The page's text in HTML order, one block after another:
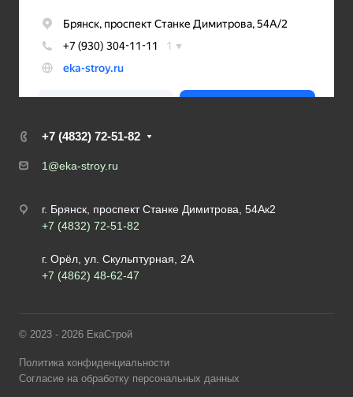
+7 (4832) 72-51-82
1@eka-stroy.ru
г. Брянск, проспект Станке Димитрова, 54Ак2
+7 (4832) 72-51-82
г. Орёл, ул. Скульптурная, 2А
+7 (4862) 48-62-47
© 2023 - 2026 ЕкаСтрой
Политика конфиденциальности
Согласие на обработку персональных данных